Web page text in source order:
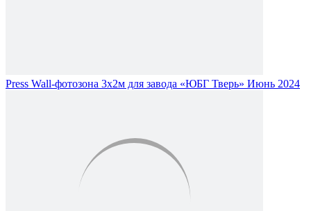
Press Wall-фотозона 3х2м для завода «ЮБГ Тверь» Июнь 2024